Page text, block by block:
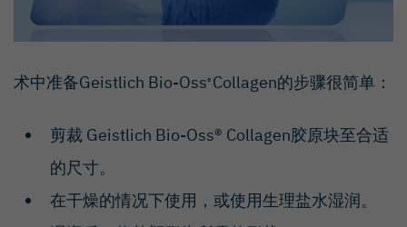
术中准备Geistlich Bio-Oss® Collagen的步骤很简单：
剪裁 Geistlich Bio-Oss® Collagen胶原块至合适
的尺寸。
在干燥的情况下使用，或使用生理盐水湿润。